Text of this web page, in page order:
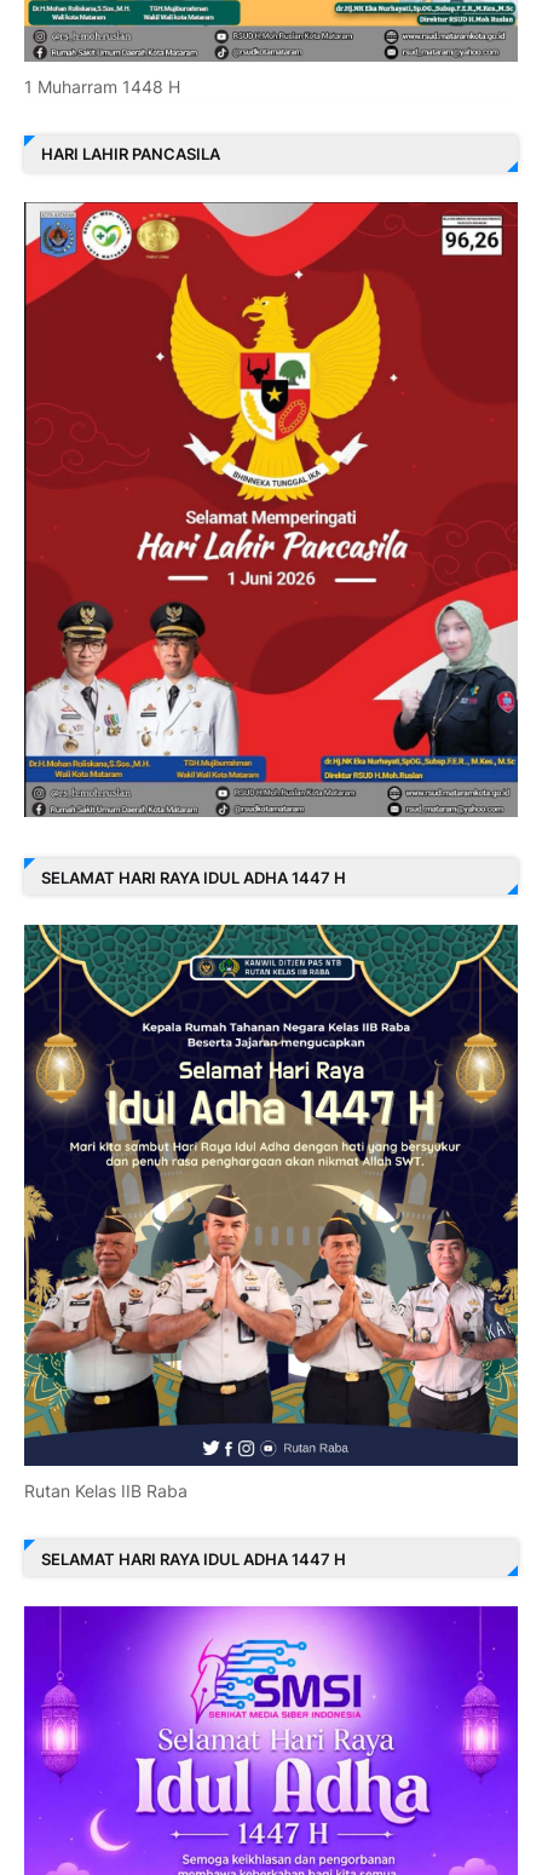
1 Muharram 1448 H
HARI LAHIR PANCASILA
SELAMAT HARI RAYA IDUL ADHA 1447 H
Rutan Kelas IIB Raba
SELAMAT HARI RAYA IDUL ADHA 1447 H